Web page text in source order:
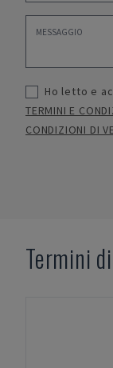
Ho letto e
TERMINI E
CONDIZIONI DI
Termini